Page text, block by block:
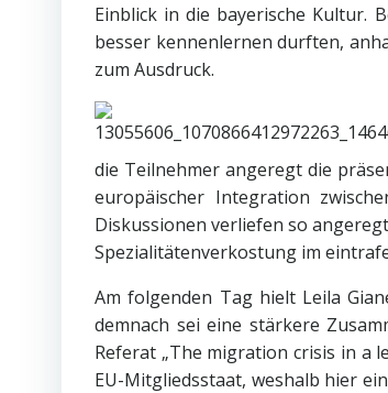
Einblick in die bayerische Kultur.
besser kennenlernen durften,
zum Ausdruck.
die Teilnehmer angeregt die
europäischer Integration
Diskussionen verliefen so
Spezialitätenverkostung im
Am folgenden Tag hielt Leila
demnach sei eine stärkere
Referat „The migration crisis in a
EU-Mitgliedsstaat, weshalb hier